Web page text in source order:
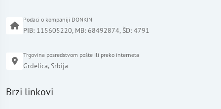
Podaci o kompaniji DONKIN
PIB: 115605220, MB: 68492874, ŠD: 4791
Trgovina posredstvom pošte ili preko interneta
Grdelica, Srbija
Brzi linkovi